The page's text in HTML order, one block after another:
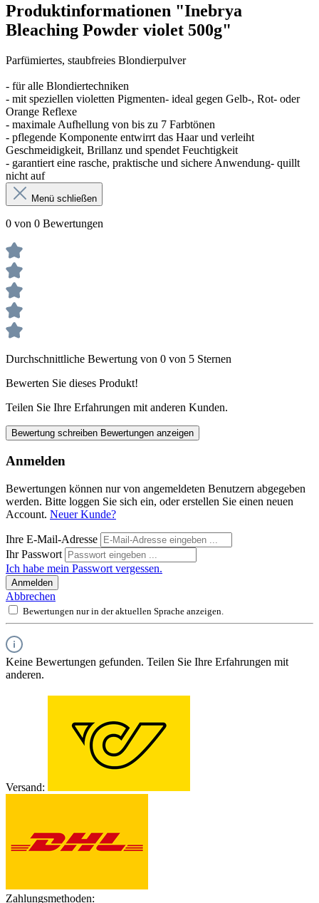
Produktinformationen "Inebrya
Bleaching Powder violet 500g"
Parfümiertes, staubfreies Blondierpulver
- für alle Blondiertechniken
- mit speziellen violetten Pigmenten- ideal gegen Gelb-, Rot- oder
Orange Reflexe
- maximale Aufhellung von bis zu 7 Farbtönen
- pflegende Komponente entwirrt das Haar und verleiht
Geschmeidigkeit, Brillanz und spendet Feuchtigkeit
- garantiert eine rasche, praktische und sichere Anwendung- quillt
nicht auf
Menü schließen
0 von 0 Bewertungen
Durchschnittliche Bewertung von 0 von 5 Sternen
Bewerten Sie dieses Produkt!
Teilen Sie Ihre Erfahrungen mit anderen Kunden.
Bewertung schreiben Bewertungen anzeigen
Anmelden
Bewertungen können nur von angemeldeten Benutzern abgegeben
werden. Bitte loggen Sie sich ein, oder erstellen Sie einen neuen
Account. Neuer Kunde?
Ihre E-Mail-Adresse
Ihr Passwort
Ich habe mein Passwort vergessen.
Anmelden
Abbrechen
Bewertungen nur in der aktuellen Sprache anzeigen.
Keine Bewertungen gefunden. Teilen Sie Ihre Erfahrungen mit
anderen.
Versand:
Zahlungsmethoden: